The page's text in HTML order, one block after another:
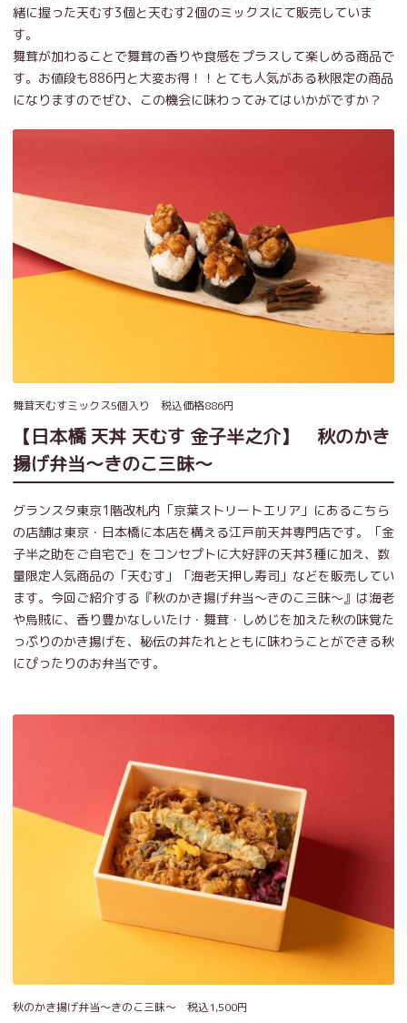
緒に握った天むす3個と天むす2個のミックスにて販売していま
す。
舞茸が加わることで舞茸の香りや食感をプラスして楽しめる商品で
す。お値段も886円と大変お得！！とても人気がある秋限定の商品
になりますのでぜひ、この機会に味わってみてはいかがですか？
舞茸天むすミックス5個入り 税込価格886円
【日本橋 天丼 天むす 金子半之介】 秋のかき
揚げ弁当～きのこ三昧～
グランスタ東京1階改札内「京葉ストリートエリア」にあるこちら
の店舗は東京・日本橋に本店を構える江戸前天丼専門店です。「金
子半之助をご自宅で」をコンセプトに大好評の天丼3種に加え、数
量限定人気商品の「天むす」「海老天押し寿司」などを販売してい
ます。今回ご紹介する『秋のかき揚げ弁当～きのこ三昧～』は海老
や烏賊に、香り豊かなしいたけ・舞茸・しめじを加えた秋の味覚た
っぷりのかき揚げを、秘伝の丼たれとともに味わうことができる秋
にぴったりのお弁当です。
秋のかき揚げ弁当～きのこ三昧～ 税込1,500円